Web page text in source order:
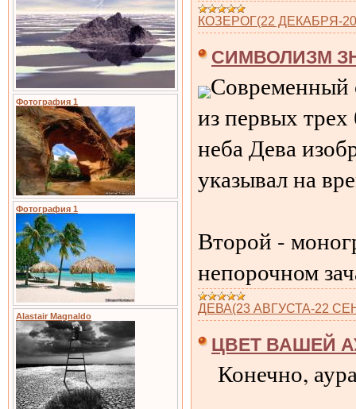
Фотография 1
Фотография 1
Alastair Magnaldo
КОЗЕРОГ(22 ДЕКАБРЯ-
СИМВОЛИЗМ
Современный
из первых трех
неба Дева
указывал на
Второй -
непорочном
ДЕВА(23 АВГУСТА-22
ЦВЕТ ВАШЕЙ
Конечно,